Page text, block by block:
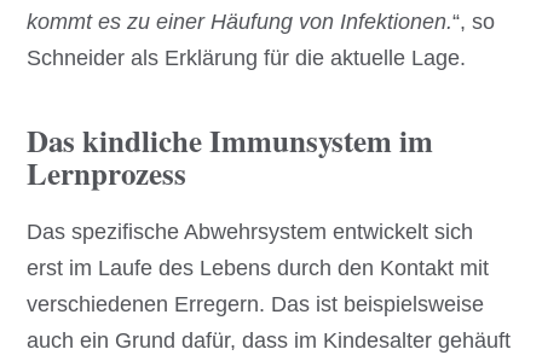
kommt es zu einer Häufung von Infektionen.“, so
Schneider als Erklärung für die aktuelle Lage.
Das kindliche Immunsystem im
Lernprozess
Das spezifische Abwehrsystem entwickelt sich
erst im Laufe des Lebens durch den Kontakt mit
verschiedenen Erregern. Das ist beispielsweise
auch ein Grund dafür, dass im Kindesalter gehäuft